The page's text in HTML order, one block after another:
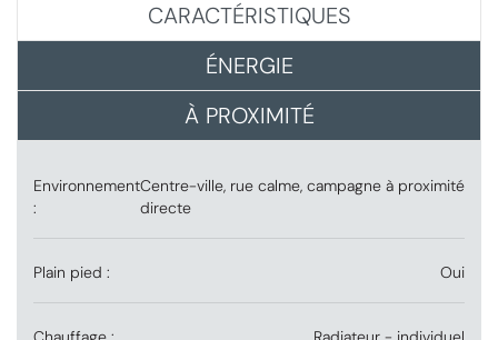
CARACTÉRISTIQUES
ÉNERGIE
À PROXIMITÉ
Environnement
:
Centre-ville, rue calme, campagne à proximité
directe
Plain pied : Oui